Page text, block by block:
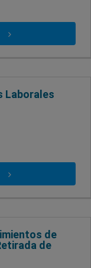
Laborales
de
de